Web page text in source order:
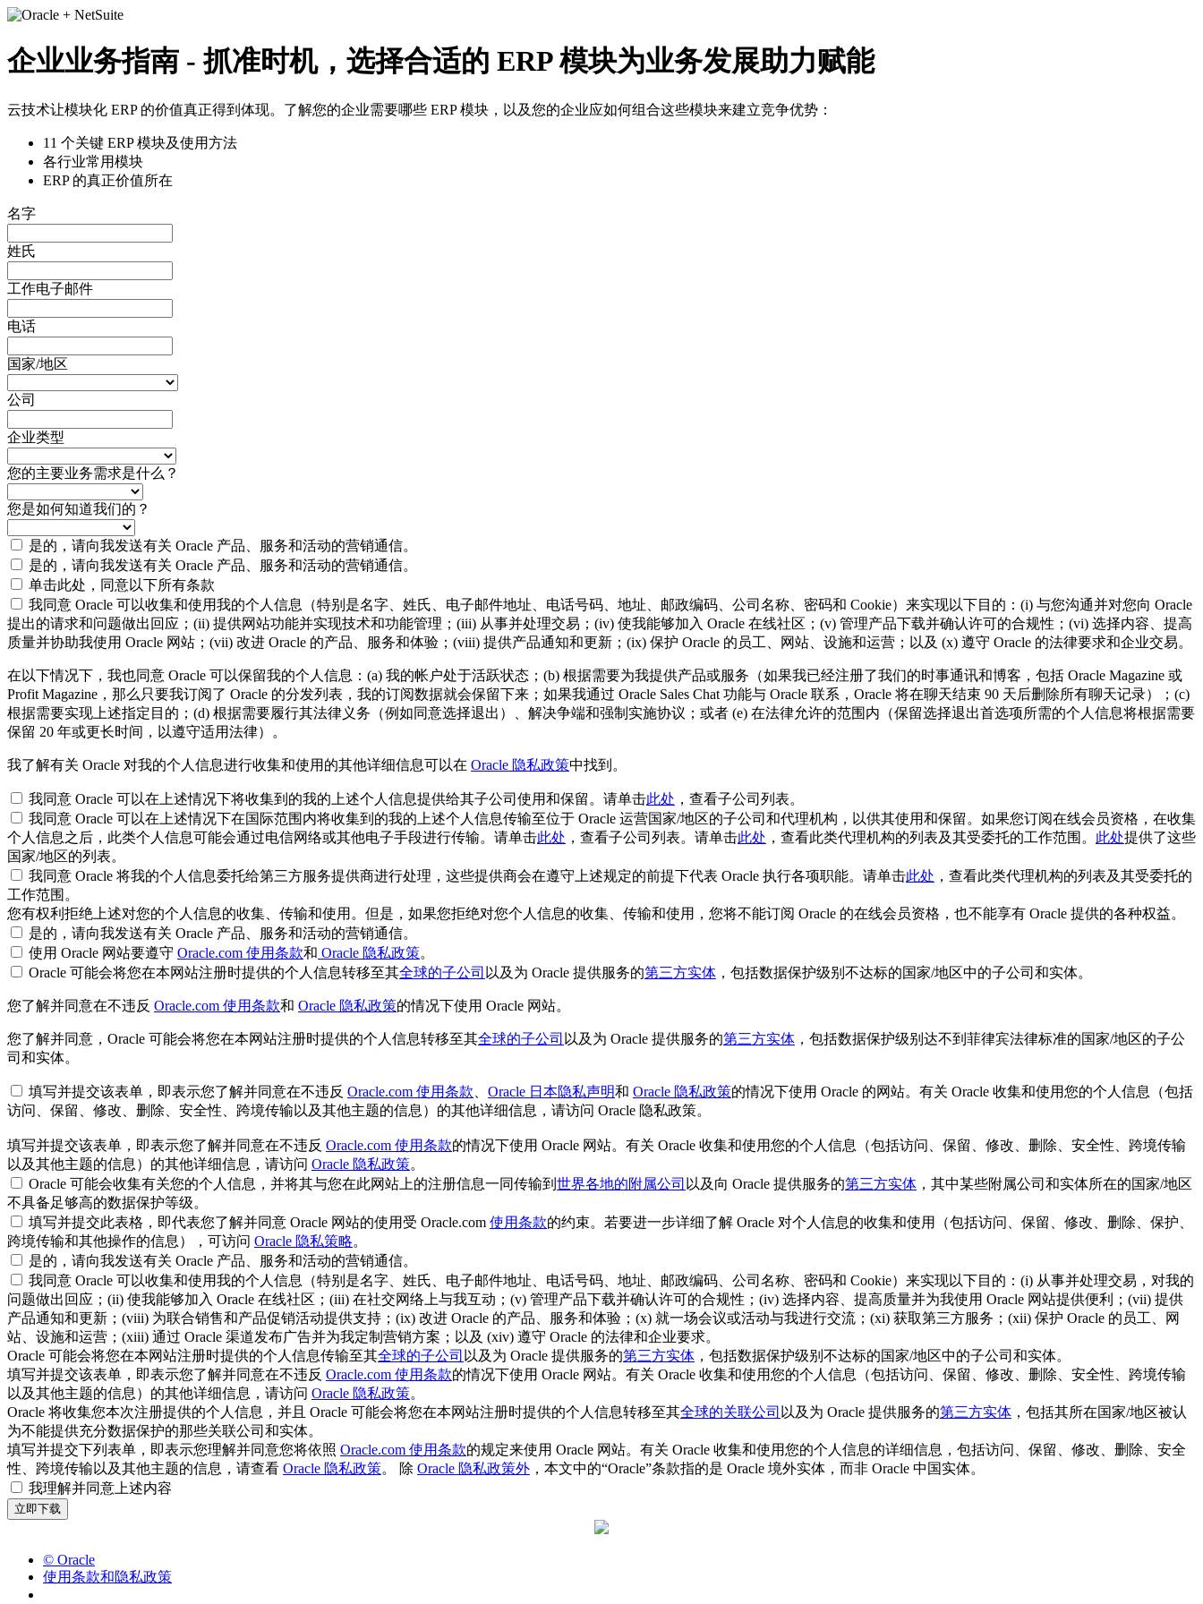
企业业务指南 - 抓准时机，选择合适的 ERP 模块为业务发展助力赋能
云技术让模块化 ERP 的价值真正得到体现。了解您的企业需要哪些 ERP 模块，以及您的企业应如何组合这些模块来建立竞争优势：
11 个关键 ERP 模块及使用方法
各行业常用模块
ERP 的真正价值所在
名字
姓氏
工作电子邮件
电话
国家/地区
公司
企业类型
您的主要业务需求是什么？
您是如何知道我们的？
是的，请向我发送有关 Oracle 产品、服务和活动的营销通信。
是的，请向我发送有关 Oracle 产品、服务和活动的营销通信。
单击此处，同意以下所有条款
我同意 Oracle 可以收集和使用我的个人信息（特别是名字、姓氏、电子邮件地址、电话号码、地址、邮政编码、公司名称、密码和 Cookie）来实现以下目的：(i) 与您沟通并对您向 Oracle
提出的请求和问题做出回应；(ii) 提供网站功能并实现技术和功能管理；(iii) 从事并处理交易；(iv) 使我能够加入 Oracle 在线社区；(v) 管理产品下载并确认许可的合规性；(vi) 选择内容、提高
质量并协助我使用 Oracle 网站；(vii) 改进 Oracle 的产品、服务和体验；(viii) 提供产品通知和更新；(ix) 保护 Oracle 的员工、网站、设施和运营；以及 (x) 遵守 Oracle 的法律要求和企业交易。
在以下情况下，我也同意 Oracle 可以保留我的个人信息：(a) 我的帐户处于活跃状态；(b) 根据需要为我提供产品或服务（如果我已经注册了我们的时事通讯和博客，包括 Oracle Magazine 或
Profit Magazine，那么只要我订阅了 Oracle 的分发列表，我的订阅数据就会保留下来；如果我通过 Oracle Sales Chat 功能与 Oracle 联系，Oracle 将在聊天结束 90 天后删除所有聊天记录）；(c)
根据需要实现上述指定目的；(d) 根据需要履行其法律义务（例如同意选择退出）、解决争端和强制实施协议；或者 (e) 在法律允许的范围内（保留选择退出首选项所需的个人信息将根据需要
保留 20 年或更长时间，以遵守适用法律）。
我了解有关 Oracle 对我的个人信息进行收集和使用的其他详细信息可以在 Oracle 隐私政策中找到。
我同意 Oracle 可以在上述情况下将收集到的我的上述个人信息提供给其子公司使用和保留。请单击此处 ，查看子公司列表。
我同意 Oracle 可以在上述情况下在国际范围内将收集到的我的上述个人信息传输至位于 Oracle 运营国家/地区的子公司和代理机构，以供其使用和保留。如果您订阅在线会员资格，在收集
个人信息之后，此类个人信息可能会通过电信网络或其他电子手段进行传输。请单击此处 ，查看子公司列表。请单击此处 ，查看此类代理机构的列表及其受委托的工作范围。 此处提供了这些
国家/地区的列表。
我同意 Oracle 将我的个人信息委托给第三方服务提供商进行处理，这些提供商会在遵守上述规定的前提下代表 Oracle 执行各项职能。请单击此处 ，查看此类代理机构的列表及其受委托的
工作范围。
您有权利拒绝上述对您的个人信息的收集、传输和使用。但是，如果您拒绝对您个人信息的收集、传输和使用，您将不能订阅 Oracle 的在线会员资格，也不能享有 Oracle 提供的各种权益。
是的，请向我发送有关 Oracle 产品、服务和活动的营销通信。
使用 Oracle 网站要遵守 Oracle.com 使用条款和 Oracle 隐私政策。
Oracle 可能会将您在本网站注册时提供的个人信息转移至其全球的子公司 以及为 Oracle 提供服务的第三方实体 ，包括数据保护级别不达标的国家/地区中的子公司和实体。
您了解并同意在不违反 Oracle.com 使用条款和 Oracle 隐私政策的情况下使用 Oracle 网站。
您了解并同意，Oracle 可能会将您在本网站注册时提供的个人信息转移至其全球的子公司 以及为 Oracle 提供服务的第三方实体 ，包括数据保护级别达不到菲律宾法律标准的国家/地区的子公
司和实体。
填写并提交该表单，即表示您了解并同意在不违反 Oracle.com 使用条款 Oracle 日本隐私声明和 Oracle 隐私政策的情况下使用 Oracle 的网站。有关 Oracle 收集和使用您的个人信息（包括
访问、保留、修改、删除、安全性、跨境传输以及其他主题的信息）的其他详细信息，请访问 Oracle 隐私政策。
填写并提交该表单，即表示您了解并同意在不违反 Oracle.com 使用条款的情况下使用 Oracle 网站。有关 Oracle 收集和使用您的个人信息（包括访问、保留、修改、删除、安全性、跨境传输
以及其他主题的信息）的其他详细信息，请访问 Oracle 隐私政策。
Oracle 可能会收集有关您的个人信息，并将其与您在此网站上的注册信息一同传输到 世界各地的附属公司 以及向 Oracle 提供服务的第三方实体 ，其中某些附属公司和实体所在的国家/地区
不具备足够高的数据保护等级。
填写并提交此表格，即代表您了解并同意 Oracle 网站的使用受 Oracle.com 使用条款的约束。若要进一步详细了解 Oracle 对个人信息的收集和使用（包括访问、保留、修改、删除、保护、
跨境传输和其他操作的信息），可访问 Oracle 隐私策略。
是的，请向我发送有关 Oracle 产品、服务和活动的营销通信。
我同意 Oracle 可以收集和使用我的个人信息（特别是名字、姓氏、电子邮件地址、电话号码、地址、邮政编码、公司名称、密码和 Cookie）来实现以下目的：(i) 从事并处理交易，对我的
问题做出回应；(ii) 使我能够加入 Oracle 在线社区；(iii) 在社交网络上与我互动；(v) 管理产品下载并确认许可的合规性；(iv) 选择内容、提高质量并为我使用 Oracle 网站提供便利；(vii) 提供
产品通知和更新；(viii) 为联合销售和产品促销活动提供支持；(ix) 改进 Oracle 的产品、服务和体验；(x) 就一场会议或活动与我进行交流；(xi) 获取第三方服务；(xii) 保护 Oracle 的员工、网
站、设施和运营；(xiii) 通过 Oracle 渠道发布广告并为我定制营销方案；以及 (xiv) 遵守 Oracle 的法律和企业要求。
Oracle 可能会将您在本网站注册时提供的个人信息传输至其全球的子公司 以及为 Oracle 提供服务的第三方实体 ，包括数据保护级别不达标的国家/地区中的子公司和实体。
填写并提交该表单，即表示您了解并同意在不违反 Oracle.com 使用条款的情况下使用 Oracle 网站。有关 Oracle 收集和使用您的个人信息（包括访问、保留、修改、删除、安全性、跨境传输
以及其他主题的信息）的其他详细信息，请访问 Oracle 隐私政策。
Oracle 将收集您本次注册提供的个人信息，并且 Oracle 可能会将您在本网站注册时提供的个人信息转移至其全球的关联公司 以及为 Oracle 提供服务的第三方实体 ，包括其所在国家/地区被认
为不能提供充分数据保护的那些关联公司和实体。
填写并提交下列表单，即表示您理解并同意您将依照 Oracle.com 使用条款的规定来使用 Oracle 网站。有关 Oracle 收集和使用您的个人信息的详细信息，包括访问、保留、修改、删除、安全
性、跨境传输以及其他主题的信息，请查看 Oracle 隐私政策。 除 Oracle 隐私政策外 ，本文中的“Oracle”条款指的是 Oracle 境外实体，而非 Oracle 中国实体。
我理解并同意上述内容
© Oracle
使用条款和隐私政策